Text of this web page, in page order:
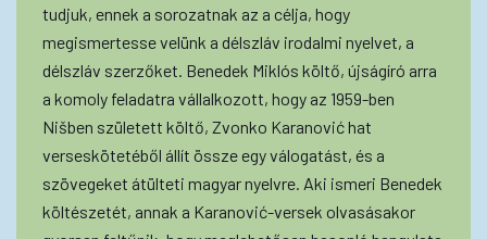
tudjuk, ennek a sorozatnak az a célja, hogy
megismertesse velünk a délszláv irodalmi nyelvet, a
délszláv szerzőket. Benedek Miklós költő, újságíró arra
a komoly feladatra vállalkozott, hogy az 1959-ben
Nišben született költő, Zvonko Karanović hat
verseskötetéből állít össze egy válogatást, és a
szövegeket átülteti magyar nyelvre. Aki ismeri Benedek
költészetét, annak a Karanović-versek olvasásakor